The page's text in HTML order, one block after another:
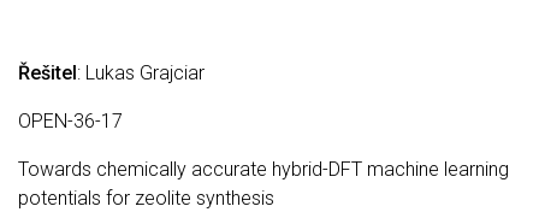
Řešitel : Lukas Grajciar
OPEN-36-17
Towards chemically accurate hybrid-DFT machine learning
potentials for zeolite synthesis